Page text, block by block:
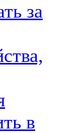
за
в